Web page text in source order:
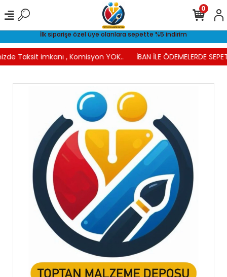
İlk siparişe özel üye olanlara sepette %5 indirim
Taksit imkanı , Komisyon YOK.. İBAN İLE ÖDEMELERDE
0